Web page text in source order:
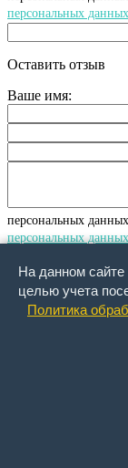
персональных данных
Оставить отзыв
Ваше имя:
персональных
персональных данных
Обратный звонок
Ваше имя:
На данном
целью учета
Политика